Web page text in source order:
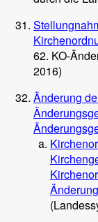
62. KO-
2016)
Änderung